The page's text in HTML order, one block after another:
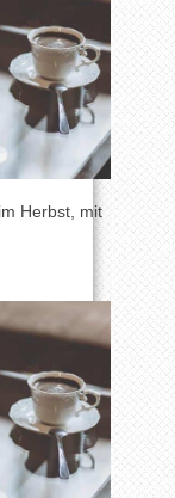
Herbst, mit